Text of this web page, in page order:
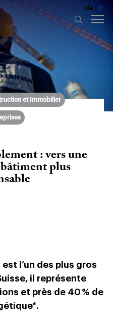
de fr
et Immobilier
: vers une
plus
l’un des plus gros
il représente
et près de 40 % de